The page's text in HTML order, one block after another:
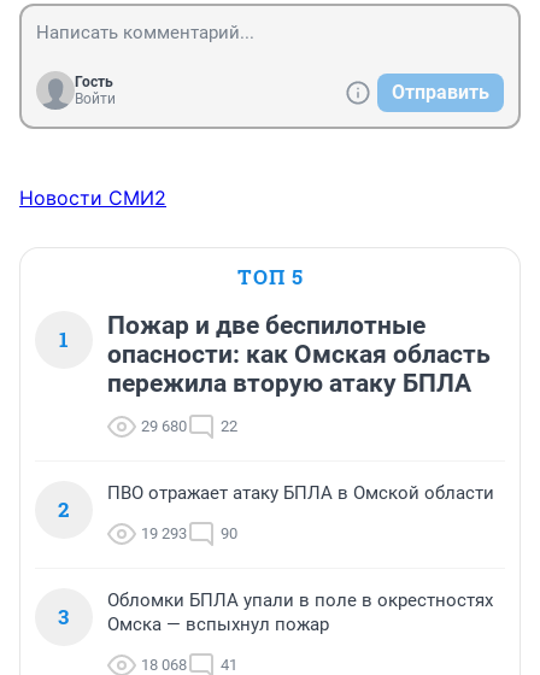
Гость
Войти
Отправить
Новости СМИ2
ТОП 5
1
Пожар и две беспилотные
опасности: как Омская область
пережила вторую атаку БПЛА
29 680 22
2
ПВО отражает атаку БПЛА в Омской области
19 293 90
3
Обломки БПЛА упали в поле в окрестностях
Омска — вспыхнул пожар
18 068 41